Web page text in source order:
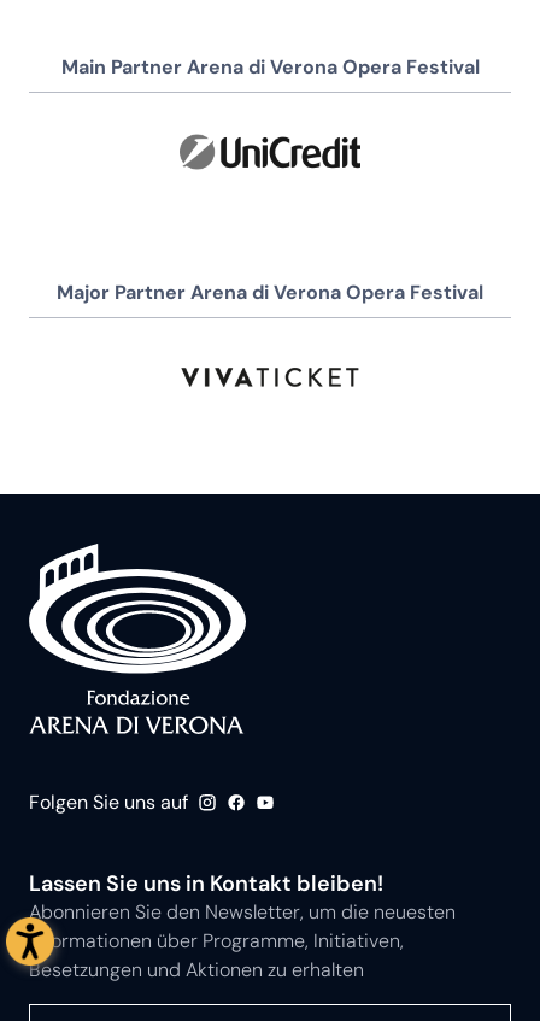
Main Partner Arena di Verona Opera Festival
Major Partner Arena di Verona Opera Festival
Folgen Sie uns auf
Lassen Sie uns in Kontakt bleiben!
Abonnieren Sie den Newsletter, um die neuesten
Informationen über Programme, Initiativen,
Besetzungen und Aktionen zu erhalten